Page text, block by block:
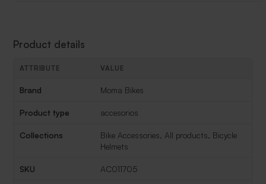
Product details
Product details
ATTRIBUTE VALUE
Brand Moma Bikes
Product type accesorios
Collections
Bike Accessories, All products, Bicycle
Helmets
SKU AC011705